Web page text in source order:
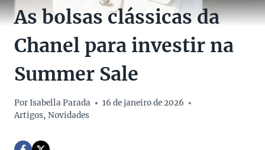
As bolsas clássicas da
Chanel para investir na
Summer Sale
PorIsabella Parada
16 de janeiro de 2026
Artigos, Novidades